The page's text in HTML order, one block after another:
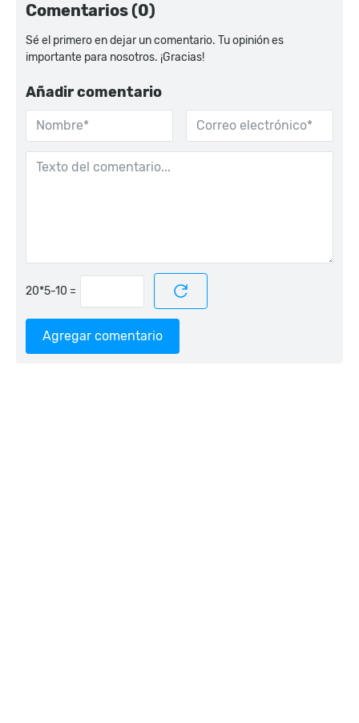
Comentarios (0)
Sé el primero en dejar un comentario. Tu opinión es
importante para nosotros. ¡Gracias!
Añadir comentario
=
Agregar comentario